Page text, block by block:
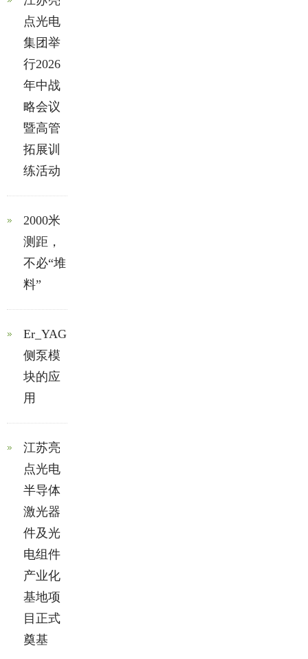
点光电
集团举
行2026
年中战
略会议
暨高管
拓展训
练活动
2000米
测距，
不必“堆
料”
Er_YAG
侧泵模
块的应
用
江苏亮
点光电
半导体
激光器
件及光
电组件
产业化
基地项
目正式
奠基